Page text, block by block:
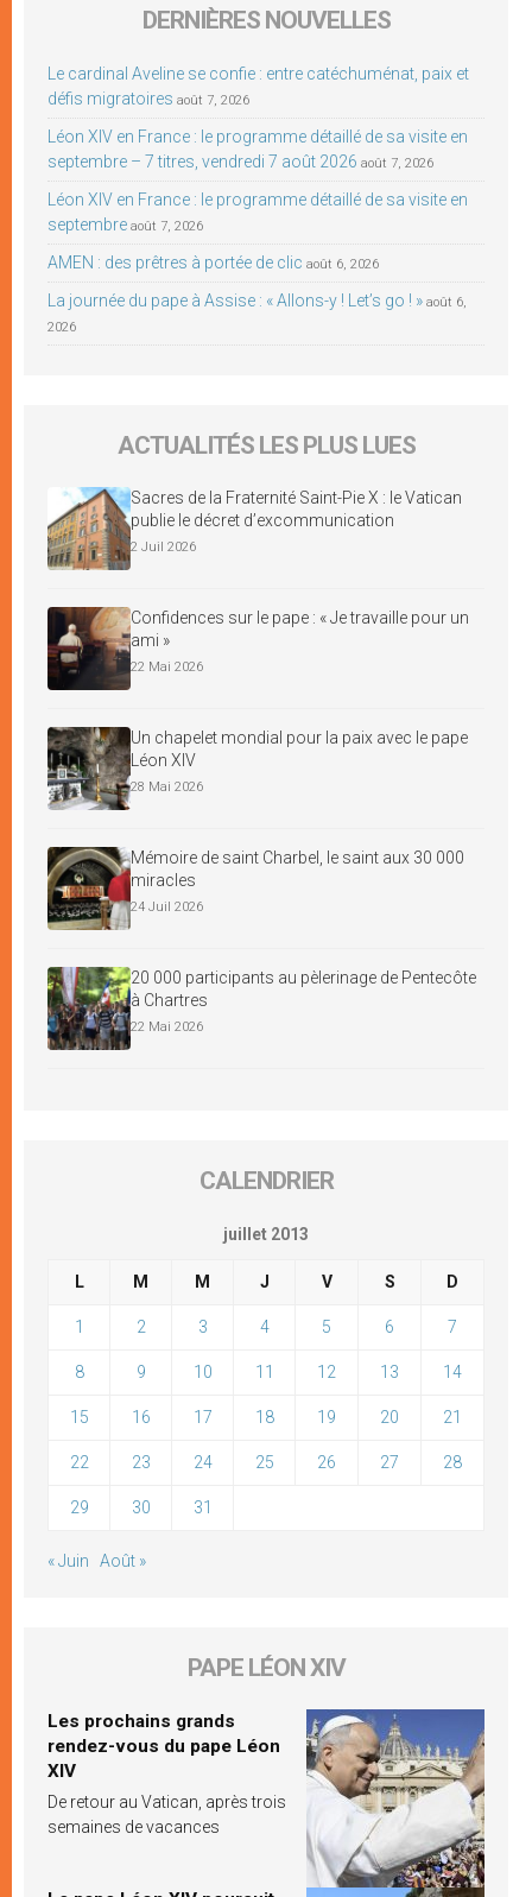
DERNIÈRES NOUVELLES
Le cardinal Aveline se confie : entre catéchuménat, paix et
défis migratoires août 7, 2026
Léon XIV en France : le programme détaillé de sa visite en
septembre – 7 titres, vendredi 7 août 2026 août 7, 2026
Léon XIV en France : le programme détaillé de sa visite en
septembre août 7, 2026
AMEN : des prêtres à portée de clic août 6, 2026
La journée du pape à Assise : « Allons-y ! Let’s go ! » août 6,
2026
ACTUALITÉS LES PLUS LUES
Sacres de la Fraternité Saint-Pie X : le Vatican
publie le décret d’excommunication
2 Juil 2026
Confidences sur le pape : « Je travaille pour un
ami »
22 Mai 2026
Un chapelet mondial pour la paix avec le pape
Léon XIV
28 Mai 2026
Mémoire de saint Charbel, le saint aux 30 000
miracles
24 Juil 2026
20 000 participants au pèlerinage de Pentecôte
à Chartres
22 Mai 2026
CALENDRIER
juillet 2013
L M M J V S D
1 2 3 4 5 6 7
8 9 10 11 12 13 14
15 16 17 18 19 20 21
22 23 24 25 26 27 28
29 30 31
« Juin Août »
PAPE LÉON XIV
Les prochains grands
rendez-vous du pape Léon
XIV
De retour au Vatican, après trois
semaines de vacances